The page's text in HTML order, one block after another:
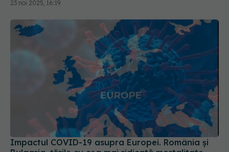
23 noi 2025, 16:19
Impactul COVID-19 asupra Europei. România și